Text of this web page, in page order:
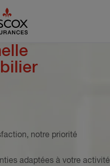
notre priorité
adaptées à votre activité